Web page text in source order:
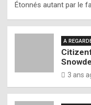
Étonnés autant par le
A
3 ans